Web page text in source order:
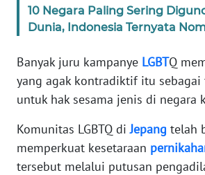
10 Negara Paling Sering
Dunia, Indonesia Ternyata
Banyak juru kampanye LGBTQ
yang agak kontradiktif itu sebagai
untuk hak sesama jenis di negara
Komunitas LGBTQ diJepang telah
memperkuat kesetaraan
tersebut melalui putusan
KAMI
IKLAN
TENTANG
PEDOMAN
MEDIA